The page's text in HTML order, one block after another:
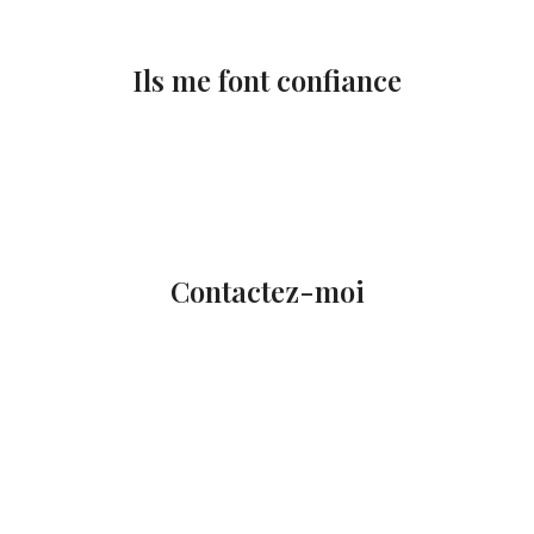
Ils me font confiance
Contactez-moi